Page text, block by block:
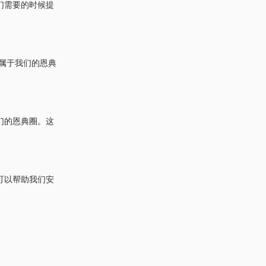
需要的时候提
于我们的恩典
的恩典圈。这
以帮助我们安